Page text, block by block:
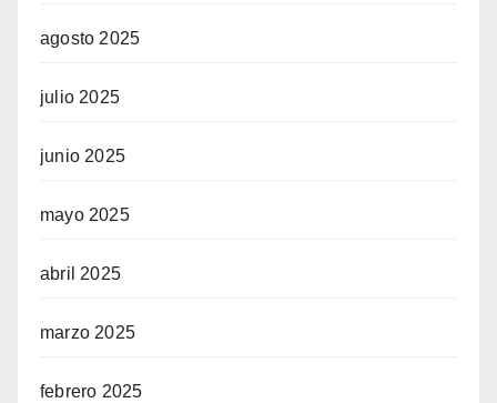
agosto 2025
julio 2025
junio 2025
mayo 2025
abril 2025
marzo 2025
febrero 2025